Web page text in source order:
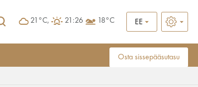
21°C, 21:26 18°C EE
Osta sissepääsutasu